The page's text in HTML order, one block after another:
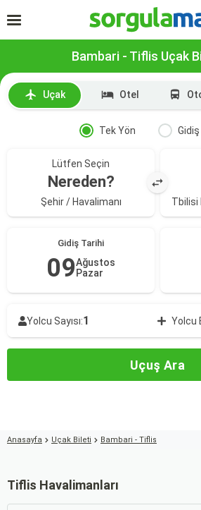
Bambari - Tiflis Uçak
Uçak Otel
Tek Yön
Lütfen Seçin
Nereden?
Şehir / Havalimanı
Gidiş Tarihi
09Ağustos
Pazar
Yolcu Sayısı:1 Yolcu
Uçuş Ara
Anasayfa Uçak Bileti Bambari - Tiflis
Tiflis Havalimanları